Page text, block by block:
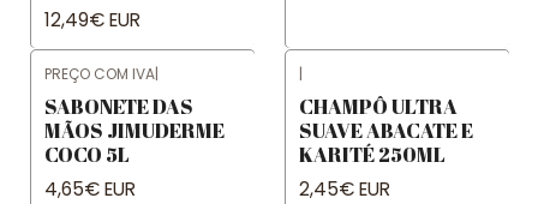
12,49€ EUR
PREÇO COM IVA|
SABONETE DAS
MÃOS JIMUDERME
COCO 5L
4,65€ EUR
|
CHAMPÔ ULTRA
SUAVE ABACATE E
KARITÉ 250ML
2,45€ EUR